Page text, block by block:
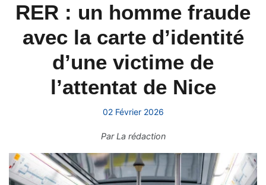
RER : un homme fraude
avec la carte d’identité
d’une victime de
l’attentat de Nice
02 Février 2026
ParLa rédaction